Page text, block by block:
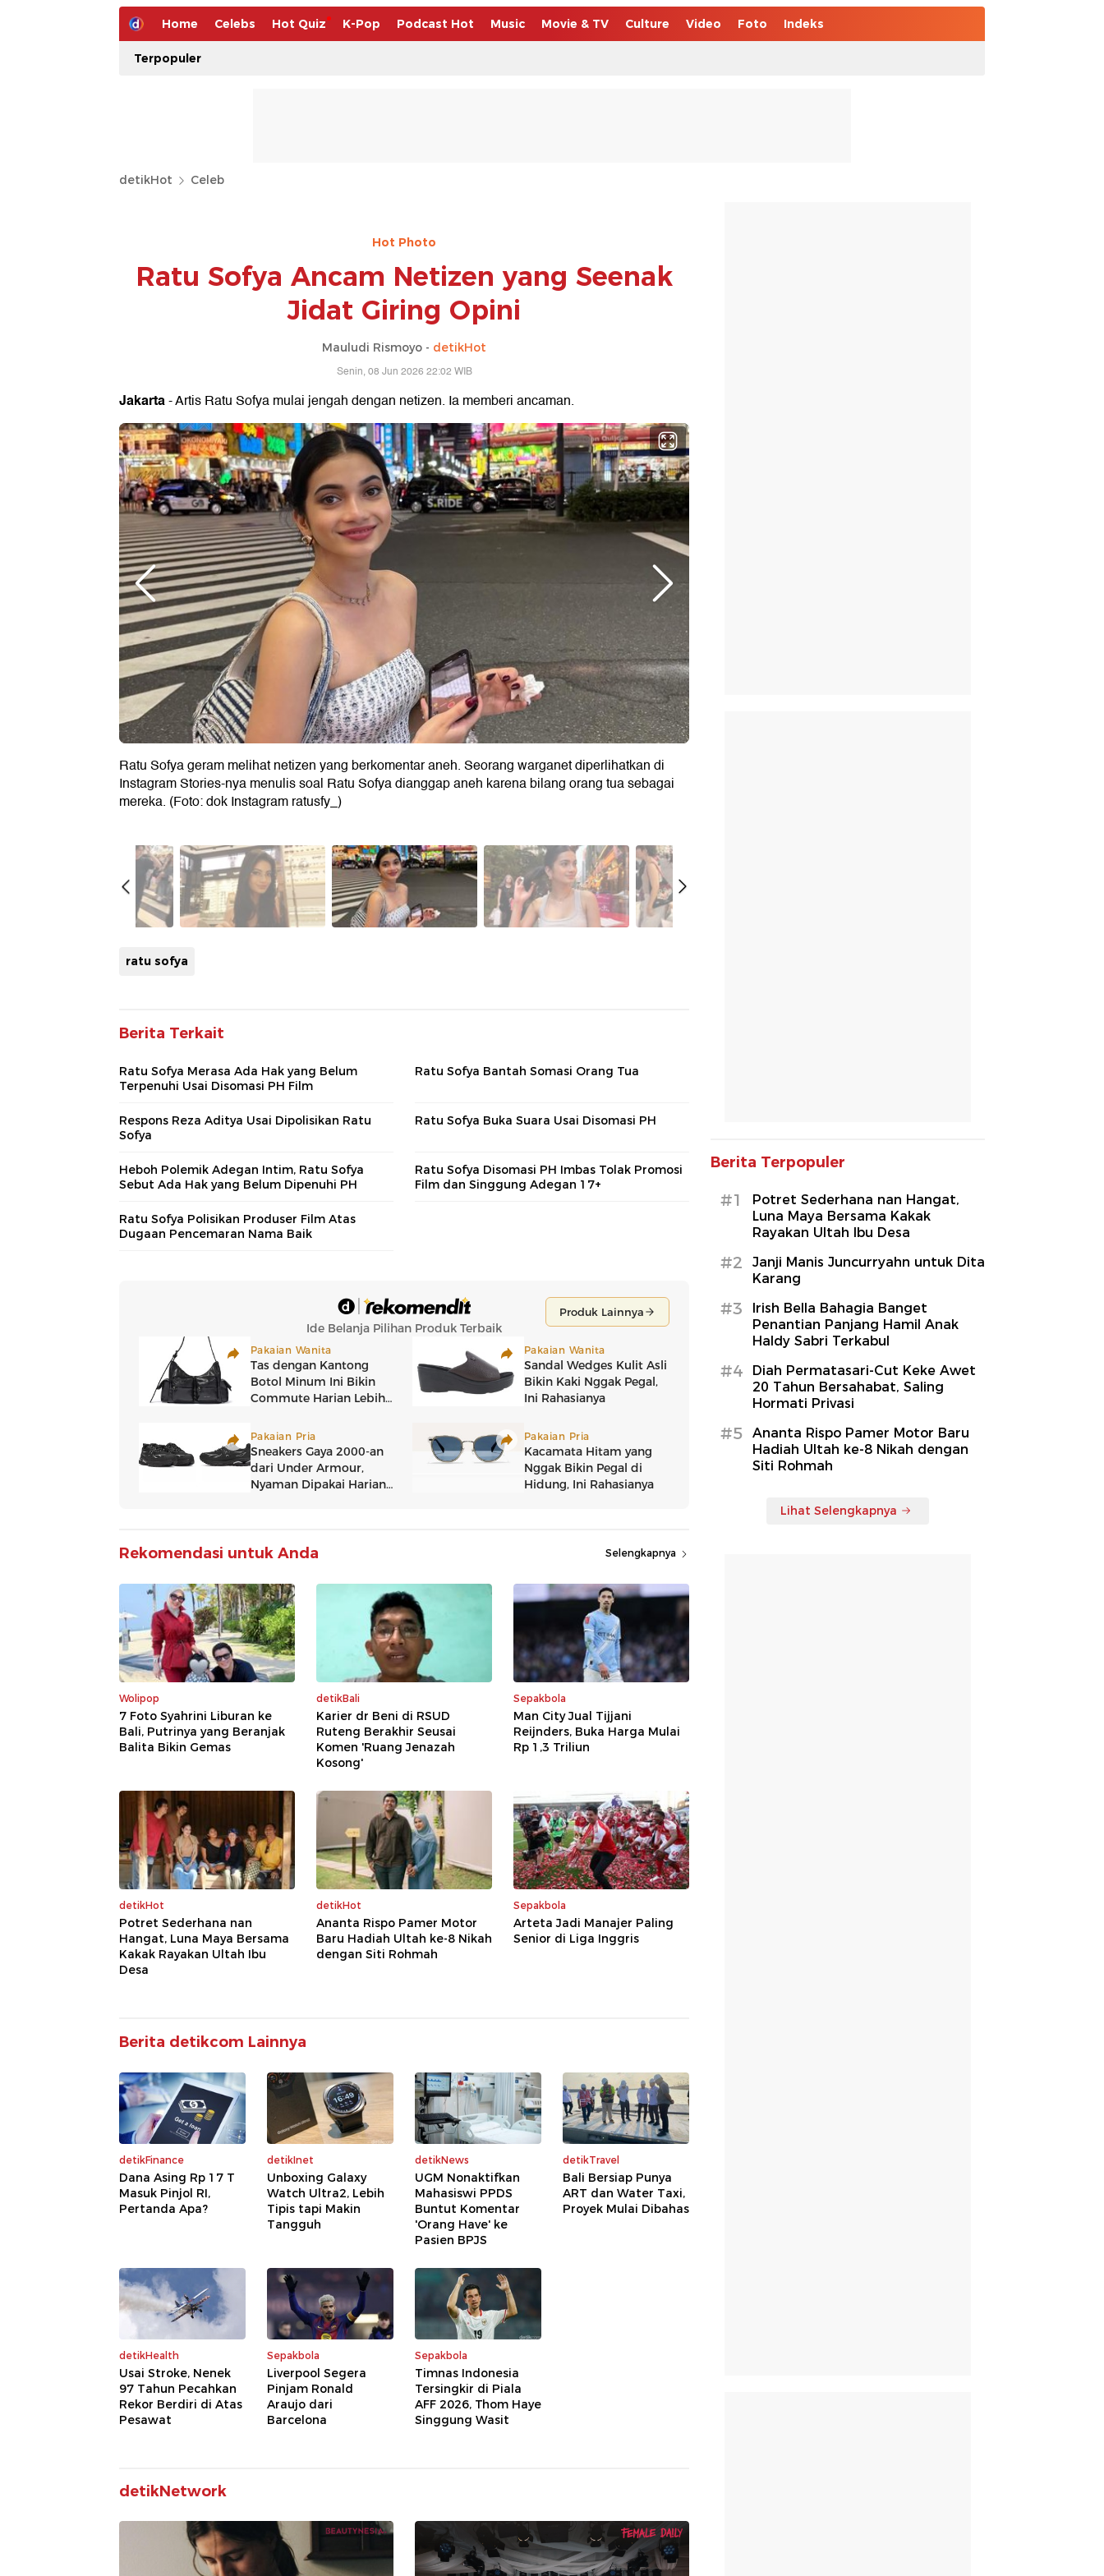
Home Celebs Hot Quiz K-Pop Podcast Hot Music Movie & TV Culture Video Foto Indeks
Terpopuler
detikHot Celeb
Hot Photo
Ratu Sofya Ancam Netizen yang Seenak
Jidat Giring Opini
Mauludi Rismoyo - detikHot
Senin, 08 Jun 2026 22:02 WIB
Jakarta- Artis Ratu Sofya mulai jengah dengan netizen. Ia memberi ancaman.
Ratu Sofya geram melihat netizen yang berkomentar aneh. Seorang warganet diperlihatkan di
Instagram Stories-nya menulis soal Ratu Sofya dianggap aneh karena bilang orang tua sebagai
mereka. (Foto: dok Instagram ratusfy_)
ratu sofya
Berita Terkait
Ratu Sofya Merasa Ada Hak yang Belum
Terpenuhi Usai Disomasi PH Film
Ratu Sofya Bantah Somasi Orang Tua
Respons Reza Aditya Usai Dipolisikan Ratu
Sofya
Ratu Sofya Buka Suara Usai Disomasi PH
Heboh Polemik Adegan Intim, Ratu Sofya
Sebut Ada Hak yang Belum Dipenuhi PH
Ratu Sofya Disomasi PH Imbas Tolak Promosi
Film dan Singgung Adegan 17+
Ratu Sofya Polisikan Produser Film Atas
Dugaan Pencemaran Nama Baik
Rekomendasi untuk Anda Selengkapnya
Wolipop
7 Foto Syahrini Liburan ke
Bali, Putrinya yang Beranjak
Balita Bikin Gemas
detikBali
Karier dr Beni di RSUD
Ruteng Berakhir Seusai
Komen 'Ruang Jenazah
Kosong'
Sepakbola
Man City Jual Tijjani
Reijnders, Buka Harga Mulai
Rp 1,3 Triliun
detikHot
Potret Sederhana nan
Hangat, Luna Maya Bersama
Kakak Rayakan Ultah Ibu
Desa
detikHot
Ananta Rispo Pamer Motor
Baru Hadiah Ultah ke-8 Nikah
dengan Siti Rohmah
Sepakbola
Arteta Jadi Manajer Paling
Senior di Liga Inggris
Berita detikcom Lainnya
detikFinance
Dana Asing Rp 17 T
Masuk Pinjol RI,
Pertanda Apa?
detikInet
Unboxing Galaxy
Watch Ultra2, Lebih
Tipis tapi Makin
Tangguh
detikNews
UGM Nonaktifkan
Mahasiswi PPDS
Buntut Komentar
'Orang Have' ke
Pasien BPJS
detikTravel
Bali Bersiap Punya
ART dan Water Taxi,
Proyek Mulai Dibahas
detikHealth
Usai Stroke, Nenek
97 Tahun Pecahkan
Rekor Berdiri di Atas
Pesawat
Sepakbola
Liverpool Segera
Pinjam Ronald
Araujo dari
Barcelona
Sepakbola
Timnas Indonesia
Tersingkir di Piala
AFF 2026, Thom Haye
Singgung Wasit
detikNetwork
Berita Terpopuler
#1
Potret Sederhana nan Hangat,
Luna Maya Bersama Kakak
Rayakan Ultah Ibu Desa
#2
Janji Manis Juncurryahn untuk Dita
Karang
#3
Irish Bella Bahagia Banget
Penantian Panjang Hamil Anak
Haldy Sabri Terkabul
#4
Diah Permatasari-Cut Keke Awet
20 Tahun Bersahabat, Saling
Hormati Privasi
#5
Ananta Rispo Pamer Motor Baru
Hadiah Ultah ke-8 Nikah dengan
Siti Rohmah
Lihat Selengkapnya